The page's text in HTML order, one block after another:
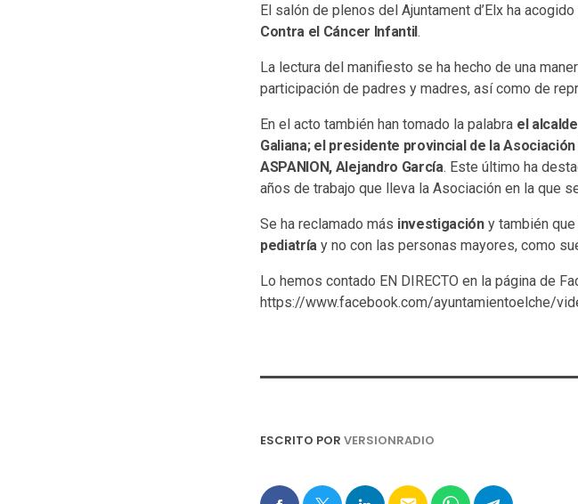
El salón de plenos del Ajuntament d’Elx ha
Contra el Cáncer Infantil.
La lectura del manifiesto se ha hecho de una
participación de padres y madres, así como de
En el acto también han tomado la palabra el
Galiana; el presidente provincial de la
ASPANION, Alejandro García. Este último ha
años de trabajo que lleva la Asociación en la que
Se ha reclamado más investigacióny también que
pediatría y no con las personas mayores, como
Lo hemos contado EN DIRECTO en la página de
https://www.facebook.com/ayuntamientoelche/
ESCRITO POR VERSIONRADIO